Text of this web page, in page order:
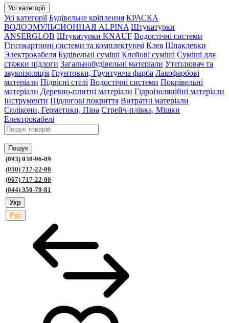
Усі категорії
Усі категорії Будівельне кріплення КРАСКА
ВОДОЭМУЛЬСИОННАЯ ALPINA Штукатурки
ANSERGLOB Штукатурки KNAUF Водостічні системи
Гіпсокартонні системи та комплектуючі Клея Шпаклевки
Электрокабеля Будівельні суміші Клейові суміші Суміші для
стяжки підлоги Загальнобудівельні матеріали Утеплювач та
звукоізоляція Грунтовки, Грунтуюча фарба Лакофарбові
матеріали Підвісні стелі Водостічні системи Покрівельні
матеріали Деревно-плитні матеріали Гідроізоляційні матеріали
Інструменти Підлогові покриття Витратні матеріали
Силікони, Герметики, Піна Стрейч-плівка, Мішки
Електрокабелі
Пошук
(093) 038-96-09
(050) 717-22-00
(067) 717-22-00
(044) 350-79-81
Укр
Рус